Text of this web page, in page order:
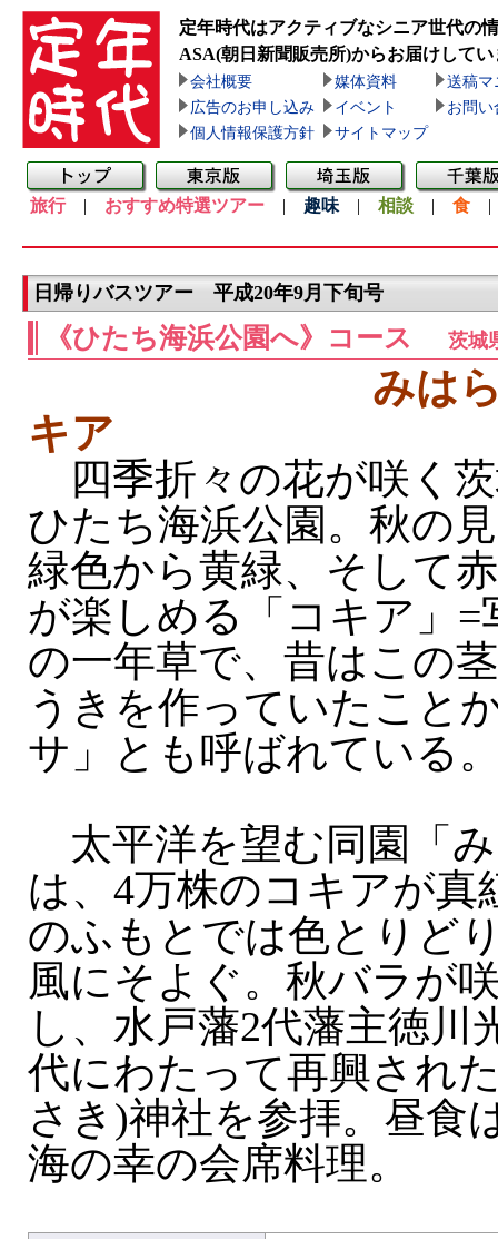
定年時代はアクティブなシニア世代の
ASA(朝日新聞販売所)からお届けしてい
会社概要 媒体資料
送稿マ
広告のお申し込み
イベント
お問い
個人情報保護方針
サイトマップ
旅行| おすすめ特選ツアー | 趣味 | 相談 | 食
日帰りバスツアー 平成20年9月下旬号
《ひたち海浜公園へ》コース 茨城
みは
キア
四季折々の花が咲く
ひたち海浜公園。秋の
緑色から黄緑、そして
が楽しめる「コキア」=
の一年草で、昔はこの
うきを作っていたこと
サ」とも呼ばれている
太平洋を望む同園「
は、4万株のコキアが真
のふもとでは色とりど
風にそよぐ。秋バラが
し、水戸藩2代藩主徳川
代にわたって再興され
さき)神社を参拝。昼食
海の幸の会席料理。